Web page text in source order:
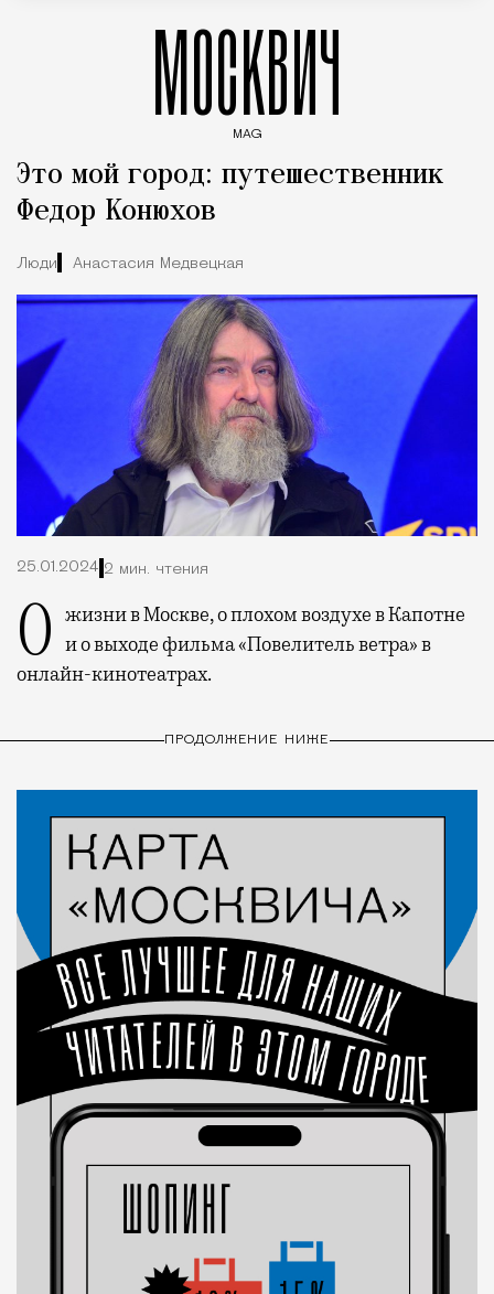
МОСКВИЧ
MAG
Это мой город: путешественник
Федор Конюхов
Люди Анастасия Медвецкая
25.01.2024 2 мин. чтения
О жизни в Москве, о плохом воздухе в Капотне и о выходе фильма «Повелитель ветра» в
онлайн-кинотеатрах.
ПРОДОЛЖЕНИЕ НИЖЕ